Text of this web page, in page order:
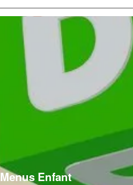
Menus Enfant